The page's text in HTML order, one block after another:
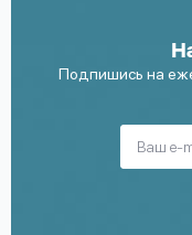
Подпишись на